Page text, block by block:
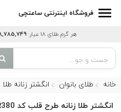
فروشگاه اینترنتی ساعتچی
هر گرم طلای 18 عیار:
خانه طلای بانوان انگشتر زنانه طلا
انگشتر طلا زنانه طرح قلب کد CR380